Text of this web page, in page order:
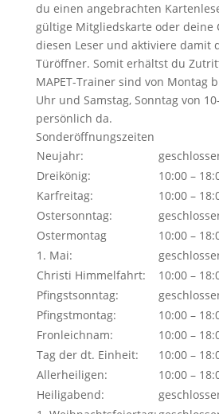
du einen angebrachten
gültige Mitgliedskarte oder deine
diesen Leser und aktiviere damit
Türöffner. Somit erhältst du
MAPET-Trainer sind von Montag
Uhr und Samstag, Sonntag von
persönlich da.
Sonderöffnungszeiten
Neujahr:
Dreikönig:
10:00 –
Karfreitag:
10:00 –
Ostersonntag:
Ostermontag
10:00 –
1. Mai:
Christi Himmelfahrt:
10:00 –
Pfingstsonntag:
Pfingstmontag:
10:00 –
Fronleichnam:
10:00 –
Tag der dt. Einheit:
10:00 –
Allerheiligen:
10:00 –
Heiligabend: